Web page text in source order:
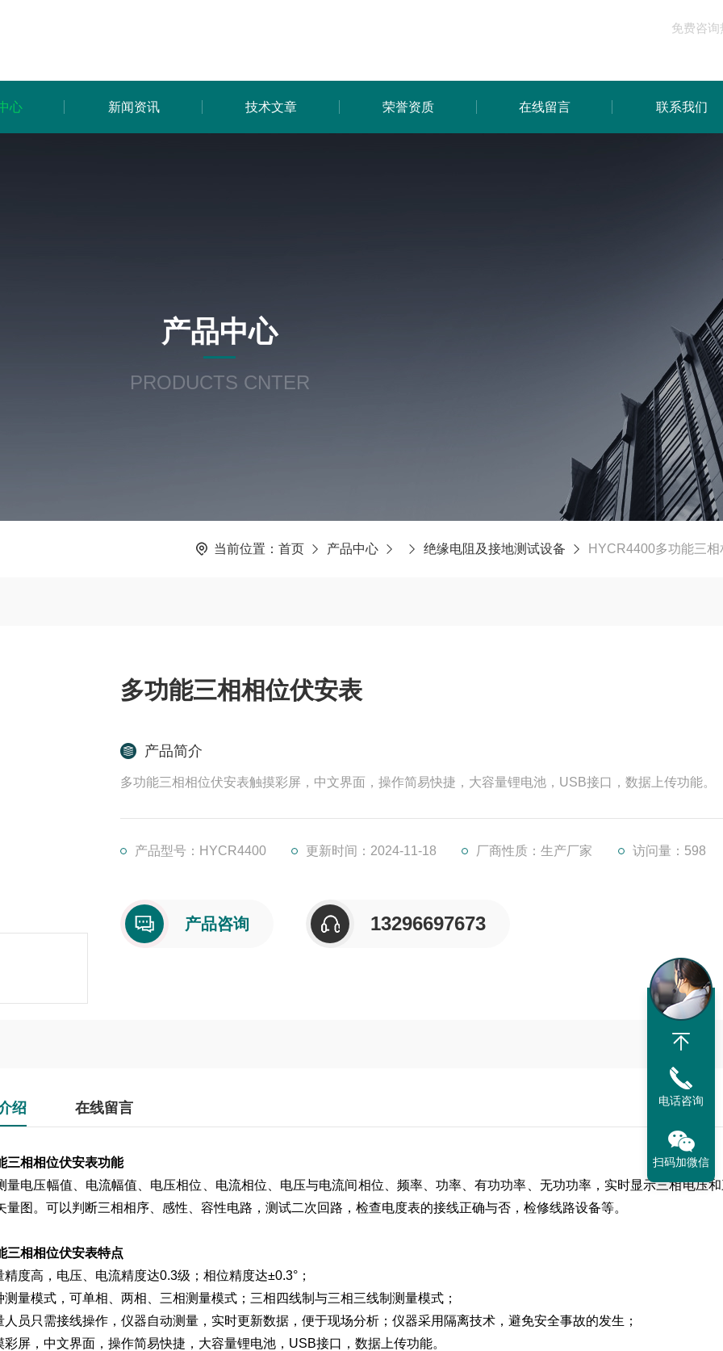
免费咨询
心 新闻资讯 技术文章 荣誉资质 在线留言 联系我们
产品中心
PRODUCTS CNTER
当前位置： 首页 产品中心 绝缘电阻及接地测试设备 HYCR4400多功能三
多功能三相相位伏安表
产品简介
多功能三相相位伏安表触摸彩屏，中文界面，操作简易快捷，大容量锂电池，USB接口，数据上传功能。
产品型号：HYCR4400 更新时间：2024-11-18 厂商性质：生产厂家 访问量：598
产品咨询 13296697673
绍 在线留言
三相相位伏安表功能
量电压幅值、电流幅值、电压相位、电流相位、电压与电流间相位、频率、功率、有功功率、无功功率，实时显示三相电压
量图。可以判断三相相序、感性、容性电路，测试二次回路，检查电度表的接线正确与否，检修线路设备等。
三相相位伏安表特点
精度高，电压、电流精度达0.3级；相位精度达±0.3°；
测量模式，可单相、两相、三相测量模式；三相四线制与三相三线制测量模式；
人员只需接线操作，仪器自动测量，实时更新数据，便于现场分析；仪器采用隔离技术，避免安全事故的发生；
彩屏，中文界面，操作简易快捷，大容量锂电池，USB接口，数据上传功能。
电话咨询
扫码加微信